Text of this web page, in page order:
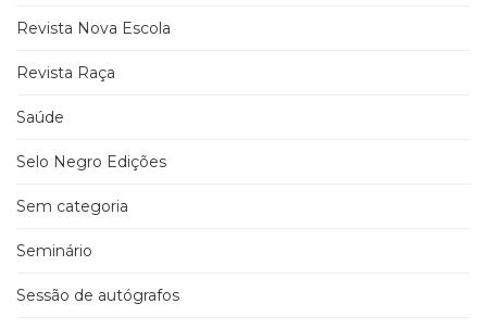
Revista Nova Escola
Revista Raça
Saúde
Selo Negro Edições
Sem categoria
Seminário
Sessão de autógrafos